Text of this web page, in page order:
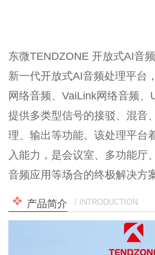
东微TENDZONE 开放式AI音
新一代开放式AI音频处理平台
网络音频、VaiLink网络音频、
提供多类型信号的接驳、混音
理、输出等功能。该处理平台
入能力，是会议室、多功能厅
音频应用等场合的终极解决方
产品简介 / INTRODUCTION